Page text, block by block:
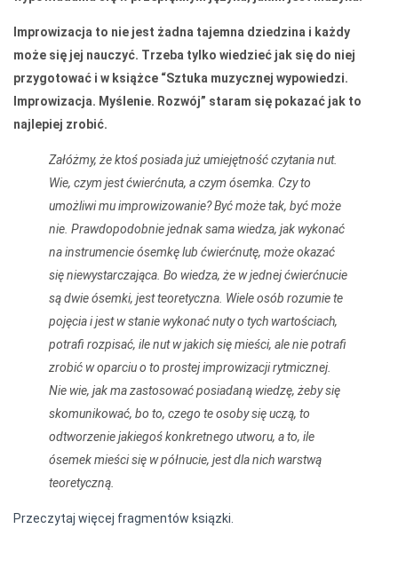
Improwizacja to nie jest żadna tajemna dziedzina i każdy
może się jej nauczyć. Trzeba tylko wiedzieć jak się do niej
przygotować i w książce “Sztuka muzycznej wypowiedzi.
Improwizacja. Myślenie. Rozwój” staram się pokazać jak to
najlepiej zrobić.
Załóżmy, że ktoś posiada już umiejętność czytania nut.
Wie, czym jest ćwierćnuta, a czym ósemka. Czy to
umożliwi mu improwizowanie? Być może tak, być może
nie. Prawdopodobnie jednak sama wiedza, jak wykonać
na instrumencie ósemkę lub ćwierćnutę, może okazać
się niewystarczająca. Bo wiedza, że w jednej ćwierćnucie
są dwie ósemki, jest teoretyczna. Wiele osób rozumie te
pojęcia i jest w stanie wykonać nuty o tych wartościach,
potrafi rozpisać, ile nut w jakich się mieści, ale nie potrafi
zrobić w oparciu o to prostej improwizacji rytmicznej.
Nie wie, jak ma zastosować posiadaną wiedzę, żeby się
skomunikować, bo to, czego te osoby się uczą, to
odtworzenie jakiegoś konkretnego utworu, a to, ile
ósemek mieści się w półnucie, jest dla nich warstwą
teoretyczną.
Przeczytaj więcej fragmentów ksiązki.